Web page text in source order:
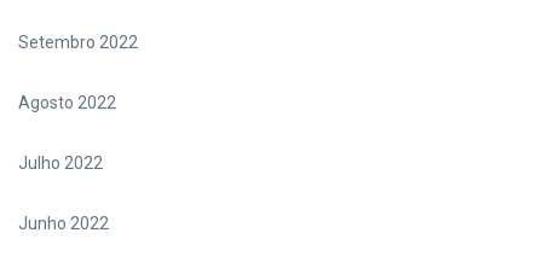
Setembro 2022
Agosto 2022
Julho 2022
Junho 2022